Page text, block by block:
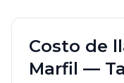
Costo de
Marfil —